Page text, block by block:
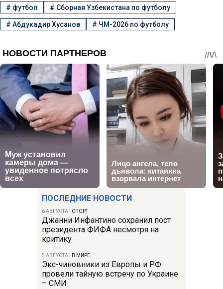
ПОСЛЕДНИЕ НОВОСТИ
6 АВГУСТА СПОРТ
Джанни Инфантино сохранил пост
президента ФИФА несмотря на
критику
5 АВГУСТА В МИРЕ
Экс-чиновники из Европы и РФ
провели тайную встречу по Украине
– СМИ
# футбол # Сборная Узбекистана по футболу
# Абдукадир Хусанов # ЧМ-2026 по футболу